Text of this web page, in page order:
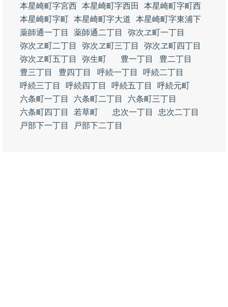
本星崎町字宮西 本星崎町字西田
本星崎町字町西
本星崎町字町 本星崎町字大道
本星崎町字東浦下
薬師通一丁目
薬師通二丁目
弥次ヱ町一丁目
弥次ヱ町二丁目
弥次ヱ町三丁目
弥次ヱ町四丁目
弥次ヱ町五丁目
弥生町 豊一丁目
豊二丁目
豊三丁目
豊四丁目 呼続一丁目
呼続二丁目
呼続三丁目
呼続四丁目 呼続五丁目
呼続元町
六条町一丁目
六条町二丁目
六条町三丁目
六条町四丁目
若草町 忠次一丁目
忠次二丁目
戸部下一丁目
戸部下二丁目